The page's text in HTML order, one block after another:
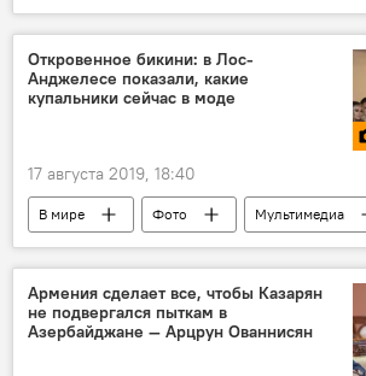
Видеоклуб
девушка сеть
Откровенное бикини: в Лос-
Анджелесе показали, какие
купальники сейчас в моде
17 августа 2019, 18:40
В мире Фото
Мультимедиа
Лос-Анджелес
бикини
Армения сделает все, чтобы Казарян
не подвергался пыткам в
Азербайджане — Арцрун Ованнисян